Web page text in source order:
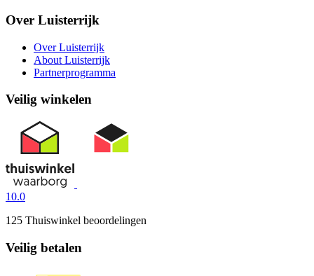
Over Luisterrijk
Over Luisterrijk
About Luisterrijk
Partnerprogramma
Veilig winkelen
10.0
125 Thuiswinkel beoordelingen
Veilig betalen